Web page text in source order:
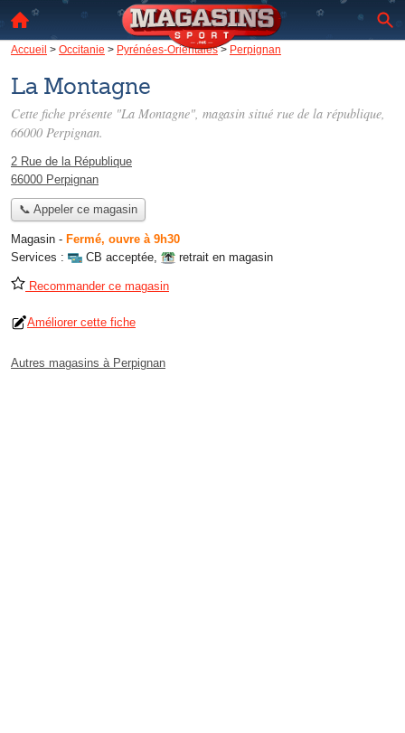
Accueil > Occitanie > Pyrénées-Orientales> Perpignan
La Montagne
Cette fiche présente "La Montagne", magasin situé rue de la république,
66000 Perpignan.
2 Rue de la République
66000 Perpignan
📞 Appeler ce magasin
Magasin - Fermé, ouvre à 9h30
Services :
CB acceptée, retrait en magasin
Recommander ce magasin
Améliorer cette fiche
Autres magasins à Perpignan